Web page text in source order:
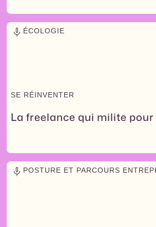
ÉCOLOGIE
SE RÉINVENTER
La freelance qui milite
POSTURE ET PARCOURS